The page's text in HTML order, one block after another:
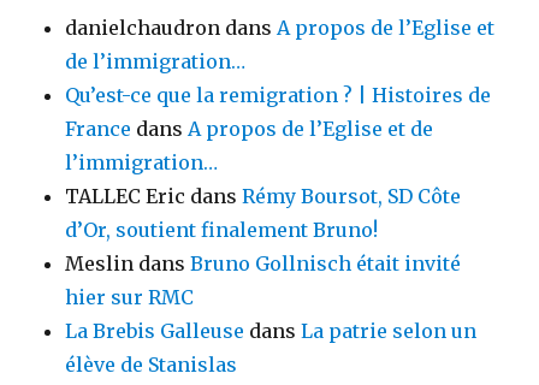
danielchaudron dansA propos de l’Eglise et
de l’immigration…
Qu’est-ce que la remigration ? | Histoires de
France dansA propos de l’Eglise et de
l’immigration…
TALLEC Eric dansRémy Boursot, SD Côte
d’Or, soutient finalement Bruno!
Meslin dansBruno Gollnisch était invité
hier sur RMC
La Brebis Galleuse dansLa patrie selon un
élève de Stanislas